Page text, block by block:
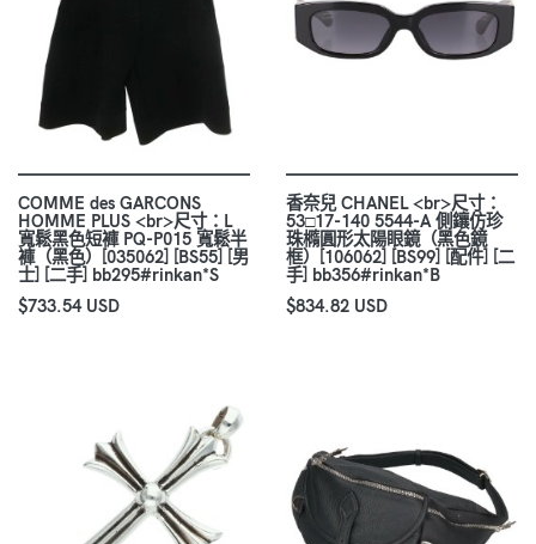
COMME des GARCONS
HOMME PLUS <br>尺寸：L
寬鬆黑色短褲 PQ-P015 寬鬆半
褲（黑色）[035062] [BS55] [男
士] [二手] bb295#rinkan*S
$733.54 USD
香奈兒 CHANEL <br>尺寸：
53□17-140 5544-A 側鑲仿珍
珠橢圓形太陽眼鏡（黑色鏡
框）[106062] [BS99] [配件] [二
手] bb356#rinkan*B
$834.82 USD